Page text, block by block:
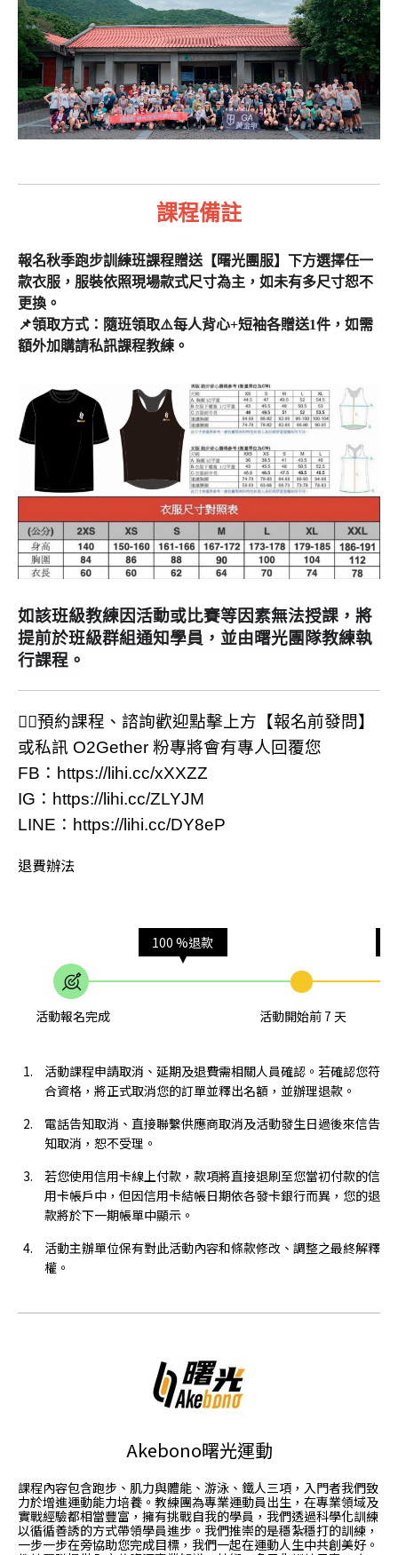
課程備註
報名秋季跑步訓練班課程贈送 【 曙光團服】 下方選擇任一
款衣服， 服裝依照現場款式尺寸為主，如未有多尺寸恕不
更換。
📌領取方式：隨班領取⚠️每人背心+短袖各贈送1件，如需
額外加購請私訊課程教練。
如該班級教練因活動或比賽等因素無法授課，將
提前於班級群組通知學員，並由曙光團隊教練執
行課程。
🙋‍♂預約課程、諮詢歡迎點擊上方【報名前發問】
或私訊 O2Gether 粉專將會有專人回覆您
FB： https://lihi.cc/xXXZZ
IG： https://lihi.cc/ZLYJM
LINE： https://lihi.cc/DY8eP
退費辦法
100 %退款
活動報名完成 活動開始前 7 天
活動課程申請取消、延期及退費需相關人員確認。若確認您符
合資格，將正式取消您的訂單並釋出名額，並辦理退款。
電話告知取消、直接聯繫供應商取消及活動發生日過後來信告
知取消，恕不受理。
若您使用信用卡線上付款，款項將直接退刷至您當初付款的信
用卡帳戶中，但因信用卡結帳日期依各發卡銀行而異，您的退
款將於下一期帳單中顯示。
活動主辦單位保有對此活動內容和條款修改、調整之最終解釋
權。
Akebono曙光運動
課程內容包含跑步、肌力與體能、游泳、鐵人三項，入門者我們致
力於增進運動能力培養。教練團為專業運動員出生，在專業領域及
實戰經驗都相當豐富，擁有挑戰自我的學員，我們透過科學化訓練
以循循善誘的方式帶領學員進步。我們推崇的是穩紮穩打的訓練，
一步一步在旁協助您完成目標，我們一起在運動人生中共創美好。